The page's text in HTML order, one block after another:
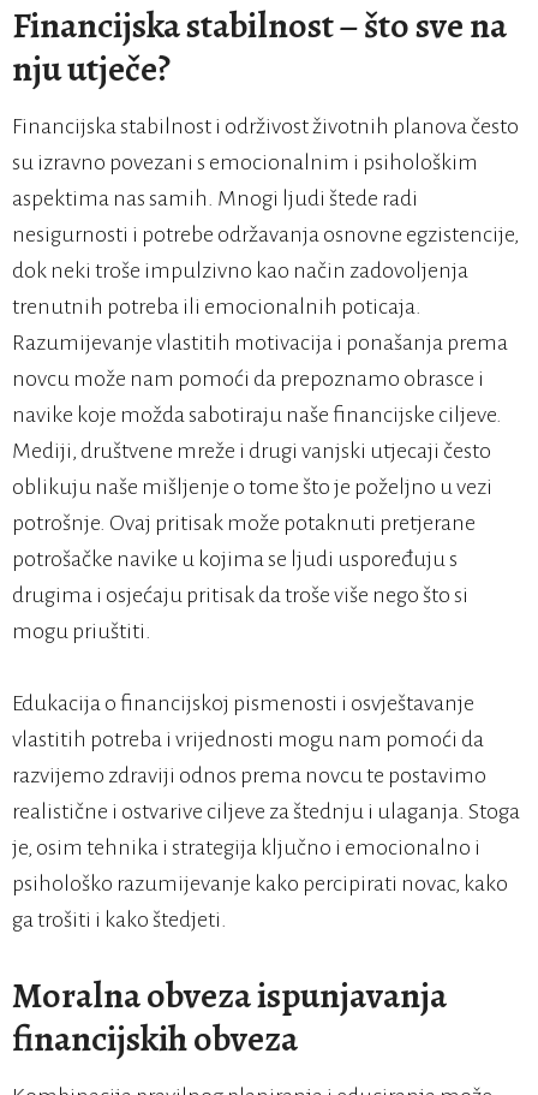
Financijska stabilnost – što sve na
nju utječe?
Financijska stabilnost i održivost životnih planova često
su izravno povezani s emocionalnim i psihološkim
aspektima nas samih. Mnogi ljudi štede radi
nesigurnosti i potrebe održavanja osnovne egzistencije,
dok neki troše impulzivno kao način zadovoljenja
trenutnih potreba ili emocionalnih poticaja.
Razumijevanje vlastitih motivacija i ponašanja prema
novcu može nam pomoći da prepoznamo obrasce i
navike koje možda sabotiraju naše financijske ciljeve.
Mediji, društvene mreže i drugi vanjski utjecaji često
oblikuju naše mišljenje o tome što je poželjno u vezi
potrošnje. Ovaj pritisak može potaknuti pretjerane
potrošačke navike u kojima se ljudi uspoređuju s
drugima i osjećaju pritisak da troše više nego što si
mogu priuštiti.
Edukacija o financijskoj pismenosti i osvještavanje
vlastitih potreba i vrijednosti mogu nam pomoći da
razvijemo zdraviji odnos prema novcu te postavimo
realistične i ostvarive ciljeve za štednju i ulaganja. Stoga
je, osim tehnika i strategija ključno i emocionalno i
psihološko razumijevanje kako percipirati novac, kako
ga trošiti i kako štedjeti.
Moralna obveza ispunjavanja
financijskih obveza